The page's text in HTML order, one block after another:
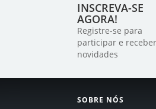
INSCREVA-SE
AGORA!
Registre-se para
participar e receber
novidades
SOBRE NÓS